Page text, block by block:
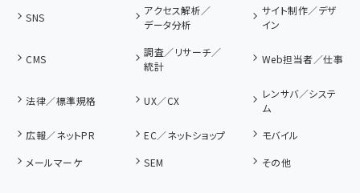
SNS
アクセス解析／
データ分析
サイト制作／デザ
イン
CMS
調査／リサーチ／
統計
Web担当者／仕事
法律／標準規格 UX／CX
レンサバ／システ
ム
広報／ネットPR
EC／ネットショップ
モバイル
メールマーケ
SEM その他